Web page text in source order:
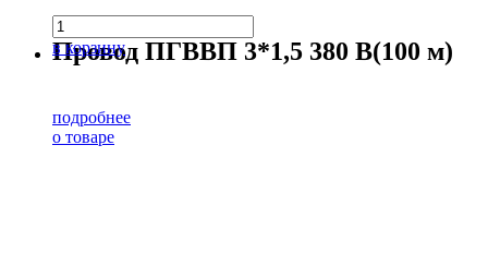
в корзину
Провод ПГВВП 3*1,5 380 В(100 м)
подробнее
о товаре